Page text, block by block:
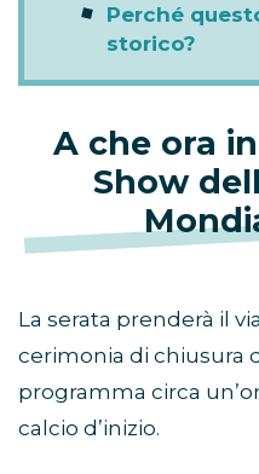
Perché
storico?
A che ora
Show
La serata prenderà il via
cerimonia di chiusura
programma circa
calcio d’inizio.